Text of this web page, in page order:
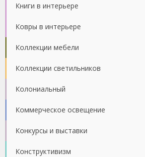
Книги в интерьере
Ковры в интерьере
Коллекции мебели
Коллекции светильников
Колониальный
Коммерческое освещение
Конкурсы и выставки
Конструктивизм